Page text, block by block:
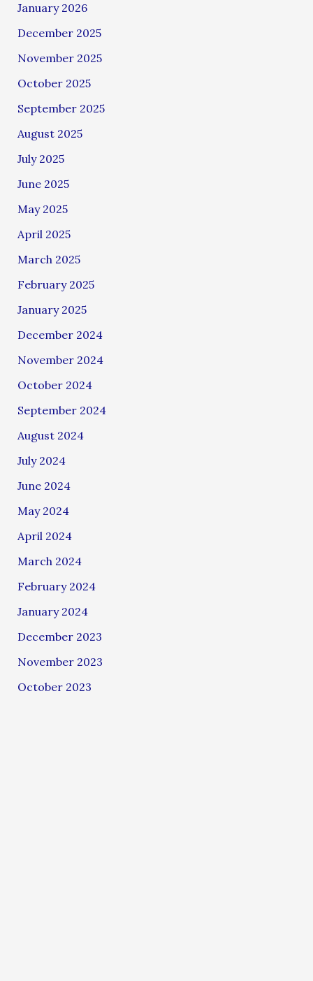
January 2026
December 2025
November 2025
October 2025
September 2025
August 2025
July 2025
June 2025
May 2025
April 2025
March 2025
February 2025
January 2025
December 2024
November 2024
October 2024
September 2024
August 2024
July 2024
June 2024
May 2024
April 2024
March 2024
February 2024
January 2024
December 2023
November 2023
October 2023